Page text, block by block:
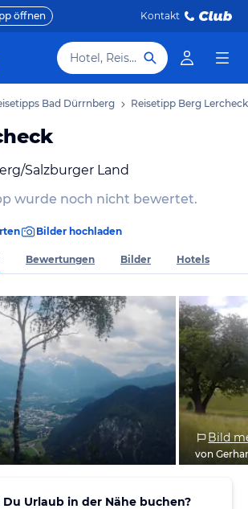
öffnen Kontakt
Hotel, Reiseziel
Bad Dürrnberg Reisetipp Berg Lercheck
Salzburger Land
wurde noch nicht bewertet.
Bilder hochladen
Bewertungen Bilder Hotels
Bild
von
Du Urlaub in der Nähe buchen?